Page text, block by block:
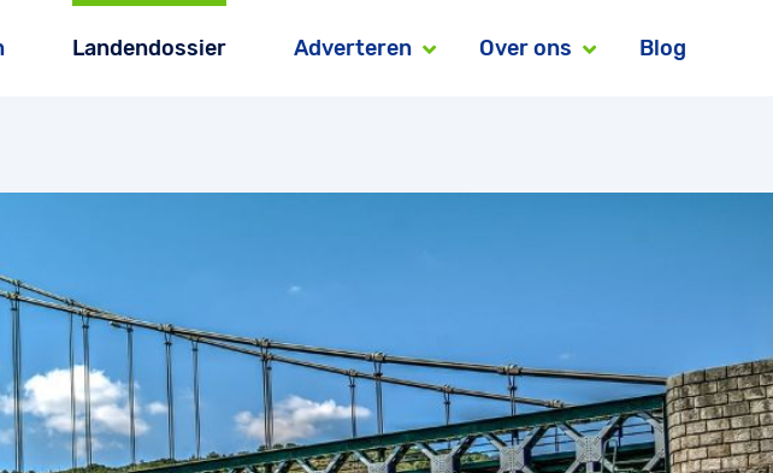
Landendossier Adverteren Over ons Blog